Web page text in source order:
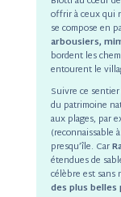
offrir à ceux qui
se compose en
arbousiers,
bordent les
entourent le
Suivre ce
du patrimoine
aux plages, par
(reconnaissable
presqu’île. Car
étendues de
célèbre est sans
des plus